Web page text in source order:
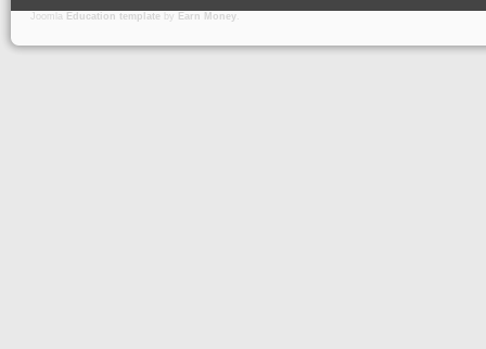
Joomla Education template by Earn Money